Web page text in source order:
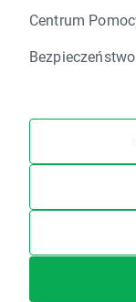
Centrum